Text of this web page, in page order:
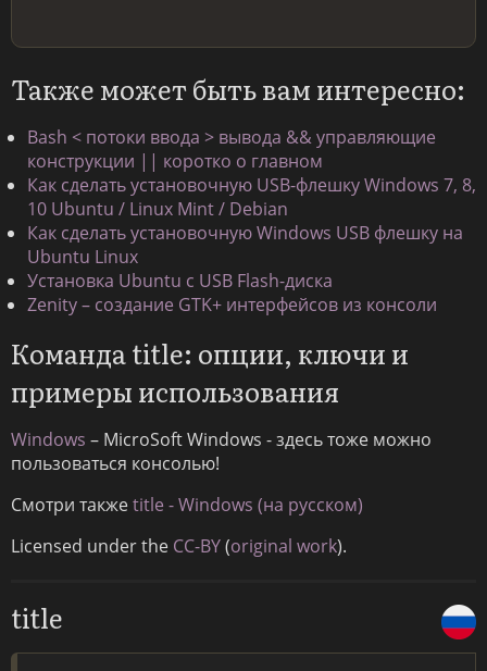
Также может быть вам интересно:
Bash < потоки ввода > вывода && управляющие
конструкции || коротко о главном
Как сделать установочную USB-флешку Windows 7, 8,
10 Ubuntu / Linux Mint / Debian
Как сделать установочную Windows USB флешку на
Ubuntu Linux
Установка Ubuntu с USB Flash-диска
Zenity – создание GTK+ интерфейсов из консоли
Команда title: опции, ключи и
примеры использования
Windows – MicroSoft Windows - здесь тоже можно
пользоваться консолью!
Смотри такжеtitle - Windows (на русском)
Licensed under the CC-BY(original work).
title